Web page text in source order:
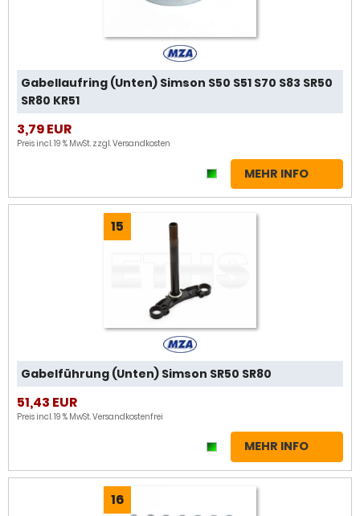
Gabellaufring (Unten) Simson S50 S51 S70 S83 SR50
SR80 KR51
3,79 EUR
Preis incl. 19 % MwSt. zzgl.Versandkosten
MEHR INFO
15
Gabelführung (Unten) Simson SR50 SR80
51,43 EUR
Preis incl. 19 % MwSt.Versandkostenfrei
MEHR INFO
16